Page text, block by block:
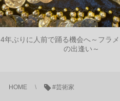
4年ぶりに人前で踊る機会へ～フラ
の出逢い～
HOME #芸術家